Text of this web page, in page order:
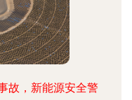
故，新能源安全警